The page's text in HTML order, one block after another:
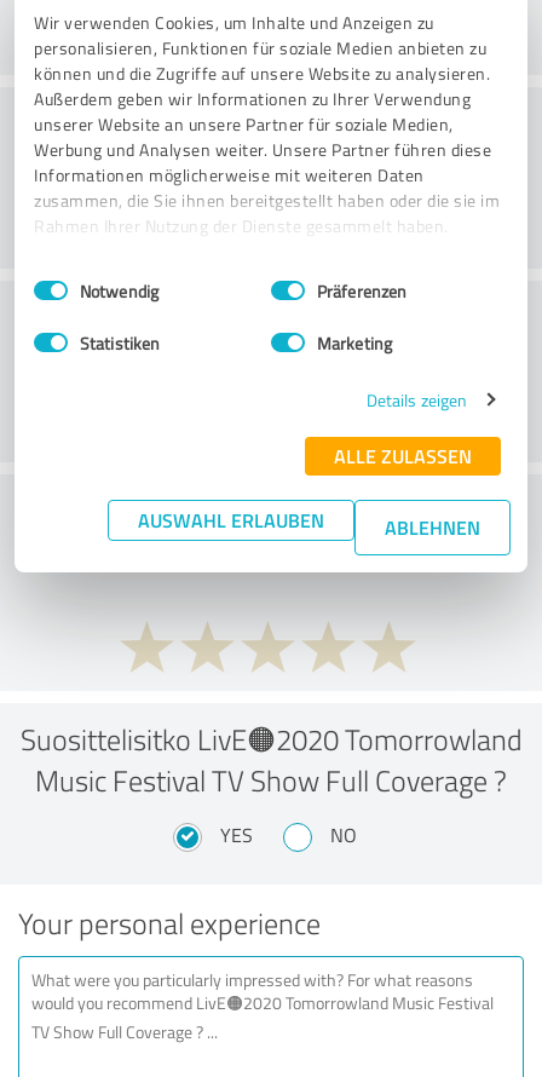
Wir verwenden Cookies, um Inhalte und Anzeigen zu
personalisieren, Funktionen für soziale Medien anbieten zu
können und die Zugriffe auf unsere Website zu analysieren.
Außerdem geben wir Informationen zu Ihrer Verwendung
unserer Website an unsere Partner für soziale Medien,
Werbung und Analysen weiter. Unsere Partner führen diese
Informationen möglicherweise mit weiteren Daten
zusammen, die Sie ihnen bereitgestellt haben oder die sie im
Rahmen Ihrer Nutzung der Dienste gesammelt haben.
Impressum Datenschutzbestimmungen
Einwilligungsauswahl
Notwendig Präferenzen
Statistiken Marketing
Details zeigen
ALLE ZULASSEN
AUSWAHL ERLAUBEN ABLEHNEN
Konsultointi
Asiakaspalvelu
What do you think of the price to
performance ratio?
Suosittelisitko LivE🟠2020 Tomorrowland
Music Festival TV Show Full Coverage ?
YES NO
Your personal experience